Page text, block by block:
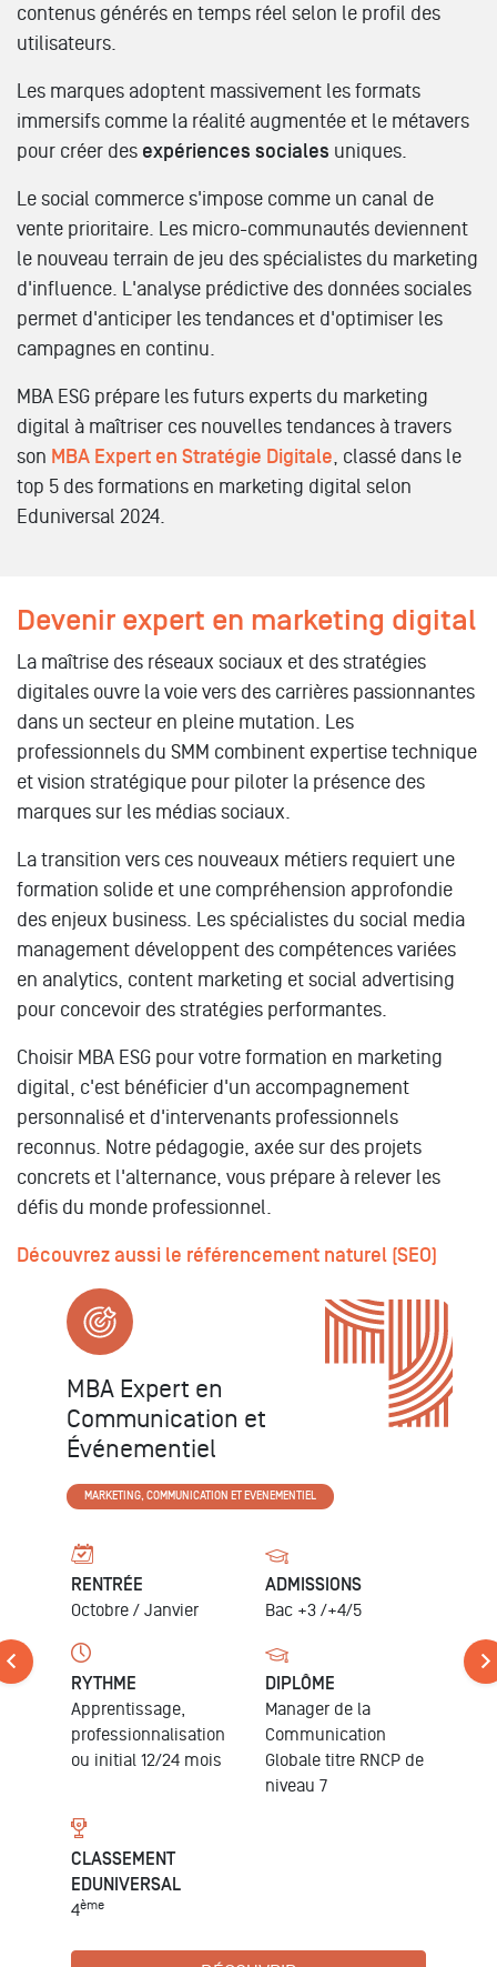
contenus générés en temps réel selon le profil des
utilisateurs.
Les marques adoptent massivement les formats
immersifs comme la réalité augmentée et le métavers
pour créer des expériences sociales uniques.
Le social commerce s'impose comme un canal de
vente prioritaire. Les micro-communautés deviennent
le nouveau terrain de jeu des spécialistes du marketing
d'influence. L'analyse prédictive des données sociales
permet d'anticiper les tendances et d'optimiser les
campagnes en continu.
MBA ESG prépare les futurs experts du marketing
digital à maîtriser ces nouvelles tendances à travers
son MBA Expert en Stratégie Digitale, classé dans le
top 5 des formations en marketing digital selon
Eduniversal 2024.
Devenir expert en marketing digital
La maîtrise des réseaux sociaux et des stratégies
digitales ouvre la voie vers des carrières passionnantes
dans un secteur en pleine mutation. Les
professionnels du SMM combinent expertise technique
et vision stratégique pour piloter la présence des
marques sur les médias sociaux.
La transition vers ces nouveaux métiers requiert une
formation solide et une compréhension approfondie
des enjeux business. Les spécialistes du social media
management développent des compétences variées
en analytics, content marketing et social advertising
pour concevoir des stratégies performantes.
Choisir MBA ESG pour votre formation en marketing
digital, c'est bénéficier d'un accompagnement
personnalisé et d'intervenants professionnels
reconnus. Notre pédagogie, axée sur des projets
concrets et l'alternance, vous prépare à relever les
défis du monde professionnel.
Découvrez aussi le référencement naturel (SEO)
MBA Expert en
Communication et
Événementiel
MARKETING, COMMUNICATION ET EVENEMENTIEL
RENTRÉE
Octobre / Janvier
ADMISSIONS
Bac +3 /+4/5
RYTHME
Apprentissage,
professionnalisation
ou initial 12/24 mois
DIPLÔME
Manager de la
Communication
Globale titre RNCP de
niveau 7
CLASSEMENT
EDUNIVERSAL
4ème